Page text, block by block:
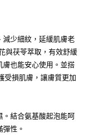
減少細紋，延緩肌膚老
與茯苓萃取，有效舒緩
膚也能安心使用。並搭
受損肌膚，讓膚質更加
。結合氨基酸起泡能呵
性。